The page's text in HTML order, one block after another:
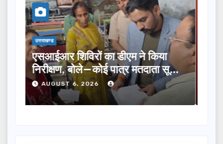
उत्तराखण्ड
तीलू रौतेली पुरस्कार के लिए 13 महिलाओं
का चयन, 35 आंगनबाड़ी कार्यकर्तियां भी
होंगी सम्मानित…
AUGUST 6, 2026